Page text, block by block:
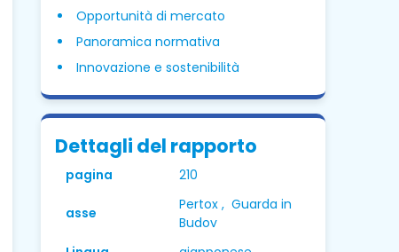
Opportunità di mercato
Panoramica normativa
Innovazione e sostenibilità
Dettagli del rapporto
pagina 210
asse
Pertox , Guarda in
Budov